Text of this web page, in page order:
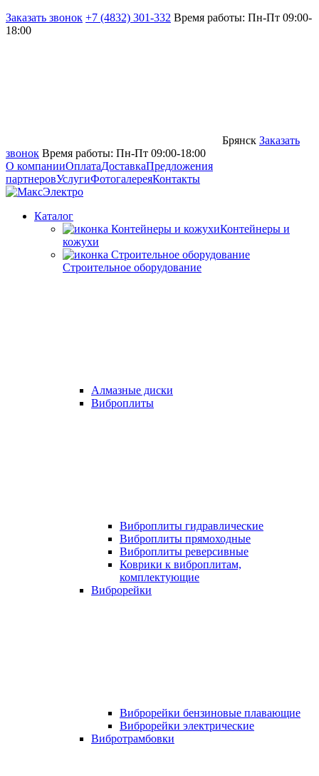
Заказать звонок +7 (4832) 301-332 Время работы: Пн-Пт 09:00-
18:00
Брянск Заказать
звонок Время работы: Пн-Пт 09:00-18:00
О компанииОплатаДоставкаПредложения
партнеровУслугиФотогалереяКонтакты
Каталог
Контейнеры и
кожухи
Строительное оборудование
Алмазные диски
Виброплиты
Виброплиты гидравлические
Виброплиты прямоходные
Виброплиты реверсивные
Коврики к виброплитам,
комплектующие
Виброрейки
Виброрейки бензиновые плавающие
Виброрейки электрические
Вибротрамбовки